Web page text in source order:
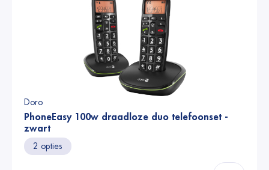
Doro
PhoneEasy 100w draadloze duo telefoonset -
zwart
2 opties